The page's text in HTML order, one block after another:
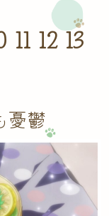
11 12 13
憂鬱